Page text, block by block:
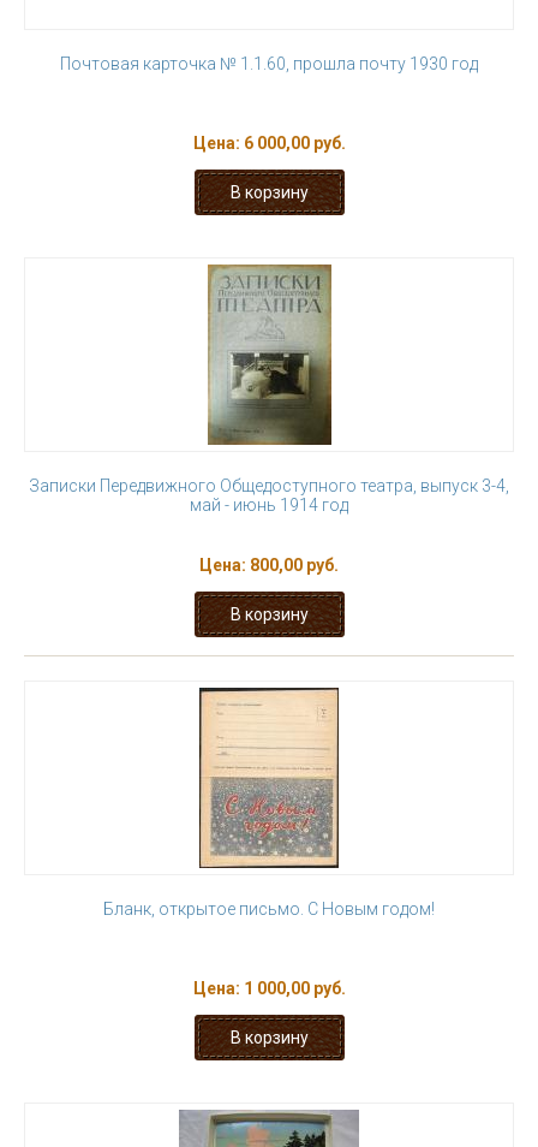
Почтовая карточка № 1.1.60, прошла почту 1930 год
Цена: 6 000,00 руб.
Записки Передвижного Общедоступного театра, выпуск 3-4,
май - июнь 1914 год
Цена: 800,00 руб.
Бланк, открытое письмо. С Новым годом!
Цена: 1 000,00 руб.